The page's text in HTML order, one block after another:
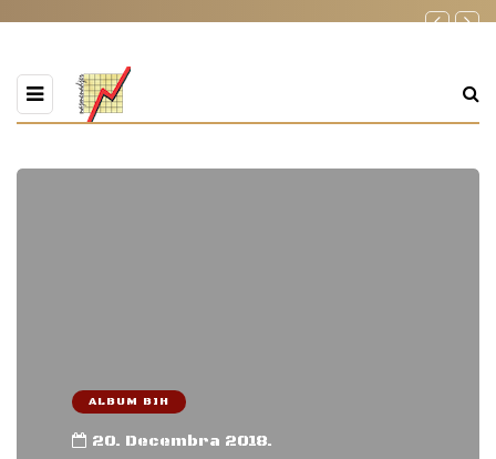
ALBUM BIH
20. Decembra 2018.